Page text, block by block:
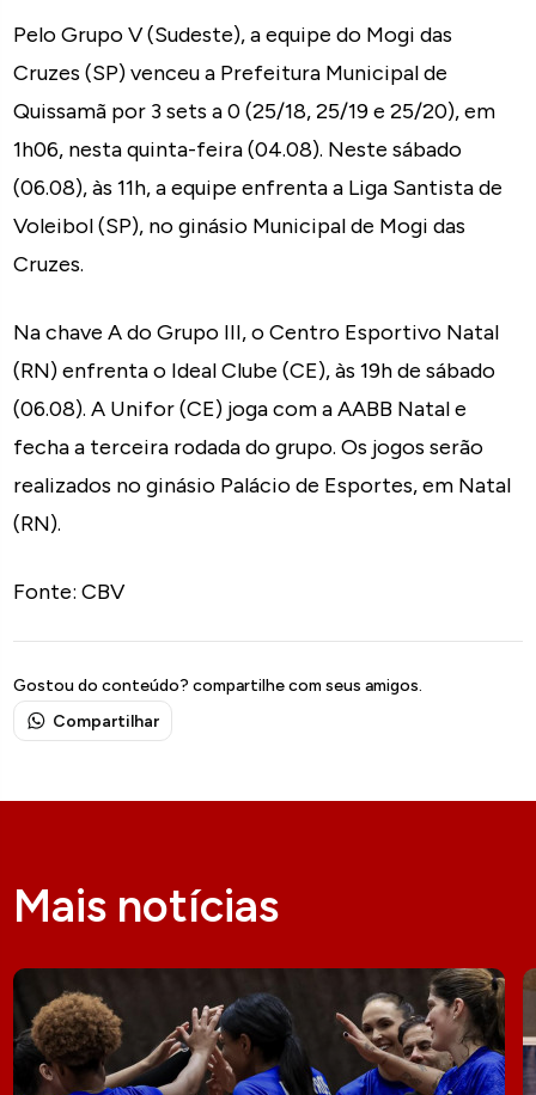
Pelo Grupo V (Sudeste), a equipe do Mogi das
Cruzes (SP) venceu a Prefeitura Municipal de
Quissamã por 3 sets a 0 (25/18, 25/19 e 25/20), em
1h06, nesta quinta-feira (04.08). Neste sábado
(06.08), às 11h, a equipe enfrenta a Liga Santista de
Voleibol (SP), no ginásio Municipal de Mogi das
Cruzes.
Na chave A do Grupo III, o Centro Esportivo Natal
(RN) enfrenta o Ideal Clube (CE), às 19h de sábado
(06.08). A Unifor (CE) joga com a AABB Natal e
fecha a terceira rodada do grupo. Os jogos serão
realizados no ginásio Palácio de Esportes, em Natal
(RN).
Fonte: CBV
Gostou do conteúdo? compartilhe com seus amigos.
Compartilhar
Mais notícias